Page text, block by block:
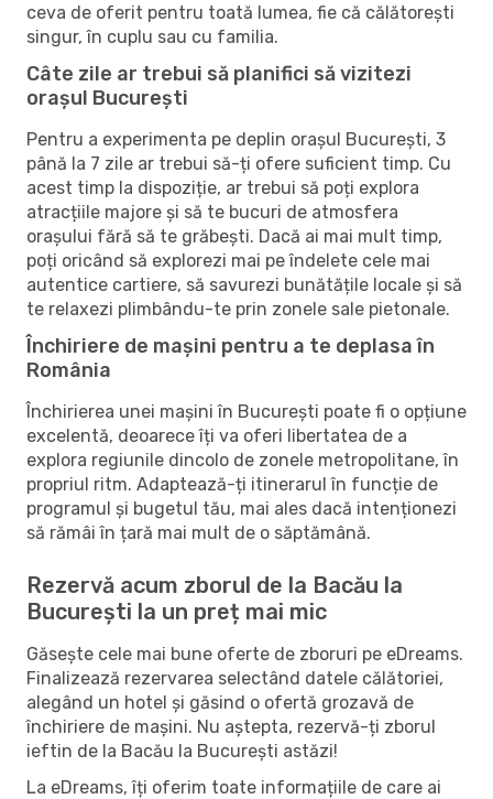
ceva de oferit pentru toată lumea, fie că călătorești
singur, în cuplu sau cu familia.
Câte zile ar trebui să planifici să vizitezi
orașul București
Pentru a experimenta pe deplin orașul București, 3
până la 7 zile ar trebui să-ți ofere suficient timp. Cu
acest timp la dispoziție, ar trebui să poți explora
atracțiile majore și să te bucuri de atmosfera
orașului fără să te grăbești. Dacă ai mai mult timp,
poți oricând să explorezi mai pe îndelete cele mai
autentice cartiere, să savurezi bunătățile locale și să
te relaxezi plimbându-te prin zonele sale pietonale.
Închiriere de mașini pentru a te deplasa în
România
Închirierea unei mașini în București poate fi o opțiune
excelentă, deoarece îți va oferi libertatea de a
explora regiunile dincolo de zonele metropolitane, în
propriul ritm. Adaptează-ți itinerarul în funcție de
programul și bugetul tău, mai ales dacă intenționezi
să rămâi în țară mai mult de o săptămână.
Rezervă acum zborul de la Bacău la
București la un preț mai mic
Găsește cele mai bune oferte de zboruri pe eDreams.
Finalizează rezervarea selectând datele călătoriei,
alegând un hotel și găsind o ofertă grozavă de
închiriere de mașini. Nu aștepta, rezervă-ți zborul
ieftin de la Bacău la București astăzi!
La eDreams, îți oferim toate informațiile de care ai